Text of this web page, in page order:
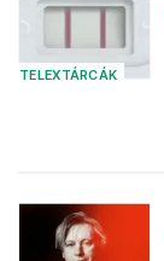
TELEXTÁRCÁK